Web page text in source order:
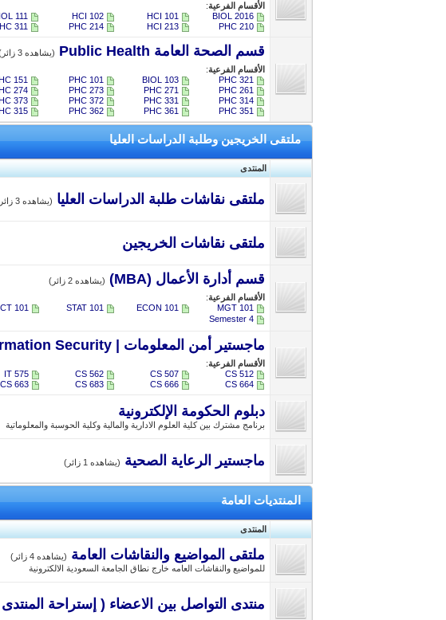
الأقسام الفرعية:
BIOL 2016
HCI 101
HCI 102
111
PHC 210
HCI 213
PHC 214
311
قسم الصحة العامة Public Health
(يشاهده 3 زائر)
الأقسام الفرعية:
PHC 321
BIOL 103
PHC 101
151
​PHC 261
PHC 271
PHC 273
274
PHC 314
PHC 331
​PHC 372
373
PHC 351
PHC 361
PHC 362
315
ملتقى الخريجين وطلبة الدراسات العليا
المنتدى
ملتقى نقاشات طلبة الدراسات العليا (يشاهده 3 زائر)
ملتقى نقاشات الخريجين
قسم أدارة الأعمال (MBA)
(يشاهده 2 زائر)
الأقسام الفرعية:
MGT 101
ECON 101
STAT 101
101
4 Semester
ماجستير أمن المعلومات | Master of Information Security
الأقسام الفرعية:
CS 512
CS 507
CS 562
IT 575
CS 664
CS 666
CS 683
CS 663
دبلوم الحكومة الإلكترونية
برنامج مشترك بين كلية العلوم الادارية والمالية وكلية الحوسبة والمعلوماتية
ماجستير الرعاية الصحية (يشاهده 1 زائر)
المنتديات العامة
المنتدى
ملتقى المواضيع والنقاشات العامة (يشاهده 4 زائر)
للمواضيع والنقاشات العامه خارج نطاق الجامعة السعودية الالكترونية
منتدى التواصل بين الاعضاء ( إستراحة